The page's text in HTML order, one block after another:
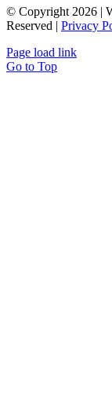
© Copyright 2026 |
Reserved | Privacy
Page load link
Go to Top